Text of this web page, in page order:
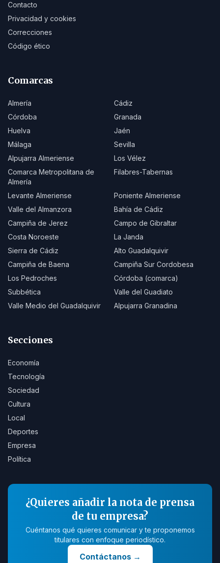
Contacto
Privacidad y cookies
Correcciones
Código ético
Comarcas
Almería
Cádiz
Córdoba
Granada
Huelva
Jaén
Málaga
Sevilla
Alpujarra Almeriense
Los Vélez
Comarca Metropolitana de
Almería
Filabres-Tabernas
Levante Almeriense
Poniente Almeriense
Valle del Almanzora
Bahía de Cádiz
Campiña de Jerez
Campo de Gibraltar
Costa Noroeste
La Janda
Sierra de Cádiz
Alto Guadalquivir
Campiña de Baena
Campiña Sur Cordobesa
Los Pedroches
Córdoba (comarca)
Subbética
Valle del Guadiato
Valle Medio del Guadalquivir
Alpujarra Granadina
Secciones
Economía
Tecnología
Sociedad
Cultura
Local
Deportes
Empresa
Política
¿Quieres añadir la nota de prensa
de tu empresa?
Cuéntanos qué quieres comunicar y te proponemos
titulares con enfoque periodístico.
Contáctanos→